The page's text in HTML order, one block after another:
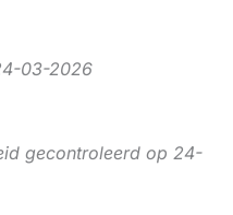
03-2026
gecontroleerd op 24-